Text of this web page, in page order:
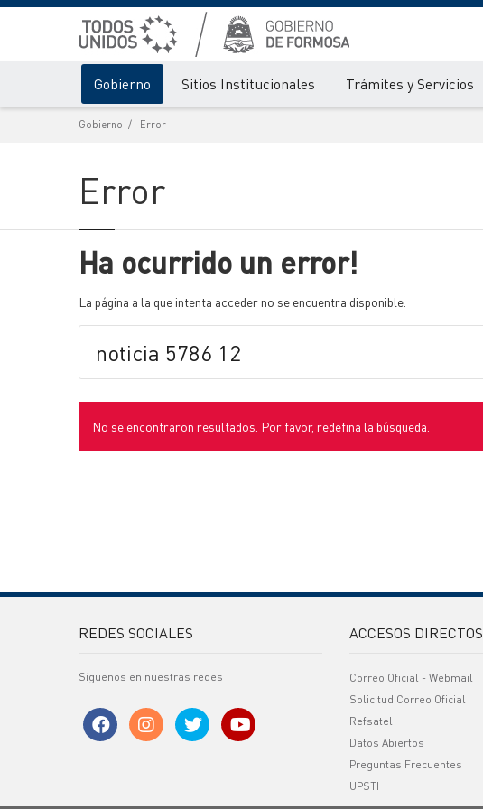
Gobierno Sitios Institucionales Trámites y Servicios
Gobierno Error
Error
Ha ocurrido un error!
La página a la que intenta acceder no se encuentra disponible.
No se encontraron resultados. Por favor, redefina la búsqueda.
REDES SOCIALES
Síguenos en nuestras redes
ACCESOS DIRECTOS
Correo Oficial - Webmail
Solicitud Correo Oficial
Refsatel
Datos Abiertos
Preguntas Frecuentes
UPSTI